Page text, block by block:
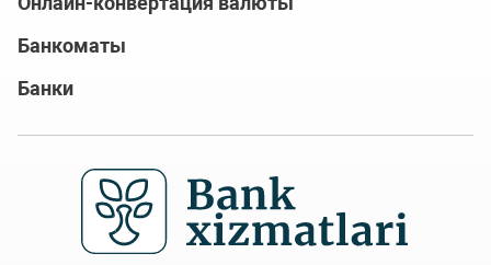
Банкоматы
Банки